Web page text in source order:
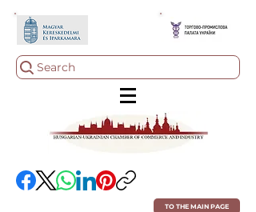
Search
TO THE MAIN PAGE